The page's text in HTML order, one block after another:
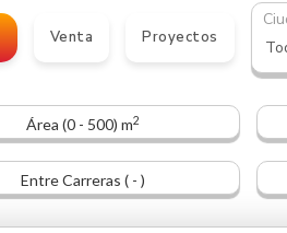
Venta Proyectos
Área (0 - 500) m2
Entre Carreras ( - )